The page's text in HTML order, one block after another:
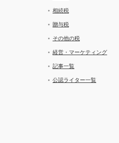
相続税
贈与税
その他の税
経営・マーケティング
記事一覧
公認ライター一覧